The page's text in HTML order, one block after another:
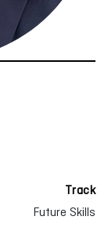
Track
Future Skills